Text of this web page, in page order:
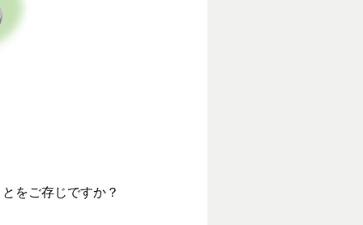
をご存じですか？